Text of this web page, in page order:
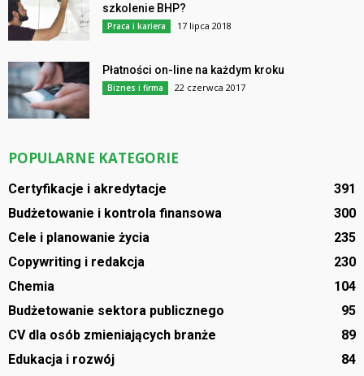
szkolenie BHP?
Praca i kariera 17 lipca 2018
Płatności on-line na każdym kroku
Biznes i firma 22 czerwca 2017
POPULARNE KATEGORIE
Certyfikacje i akredytacje
391
Budżetowanie i kontrola finansowa
300
Cele i planowanie życia
235
Copywriting i redakcja
230
Chemia
104
Budżetowanie sektora publicznego
95
CV dla osób zmieniających branże
89
Edukacja i rozwój
84